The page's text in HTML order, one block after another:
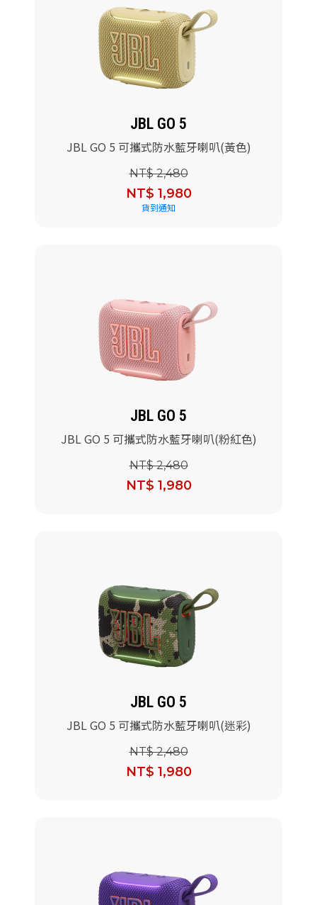
JBL GO 5
JBL GO 5 可攜式防水藍牙喇叭(黃色)
NT$ 2,480
NT$ 1,980
貨到通知
JBL GO 5
JBL GO 5 可攜式防水藍牙喇叭(粉紅色)
NT$ 2,480
NT$ 1,980
JBL GO 5
JBL GO 5 可攜式防水藍牙喇叭(迷彩)
NT$ 2,480
NT$ 1,980